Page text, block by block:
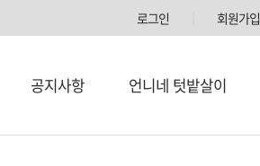
로그인 회원가입
공지사항 언니네 텃밭살이